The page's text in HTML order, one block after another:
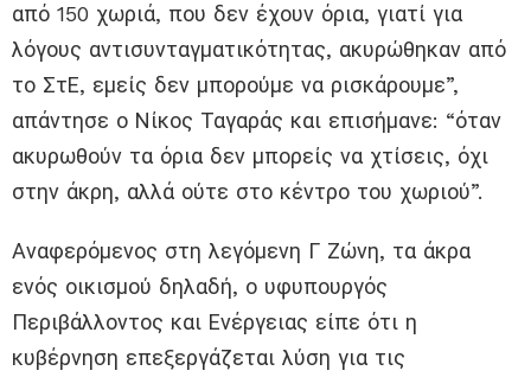
από 150 χωριά, που δεν έχουν όρια, γιατί για
λόγους αντισυνταγματικότητας, ακυρώθηκαν από
το ΣτΕ, εμείς δεν μπορούμε να ρισκάρουμε”,
απάντησε ο Νίκος Ταγαράς και επισήμανε: “όταν
ακυρωθούν τα όρια δεν μπορείς να χτίσεις, όχι
στην άκρη, αλλά ούτε στο κέντρο του χωριού”.
Αναφερόμενος στη λεγόμενη Γ Ζώνη, τα άκρα
ενός οικισμού δηλαδή, ο υφυπουργός
Περιβάλλοντος και Ενέργειας είπε ότι η
κυβέρνηση επεξεργάζεται λύση για τις